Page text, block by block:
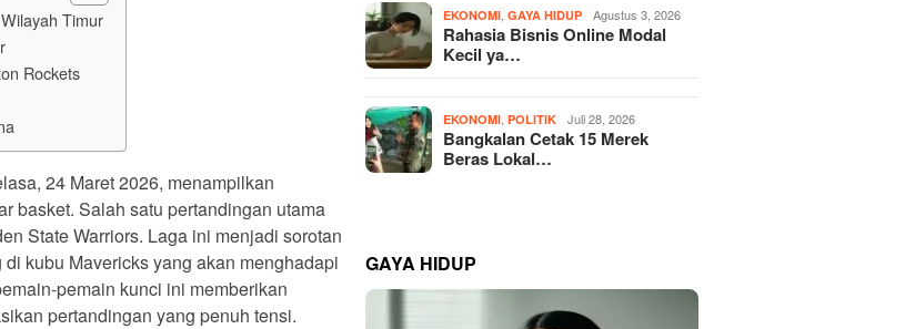
Timur
Rockets
24 Maret 2026, menampilkan
basket. Salah satu pertandingan utama
State Warriors. Laga ini menjadi sorotan
kubu Mavericks yang akan menghadapi
pemain kunci ini memberikan
pertandingan yang penuh tensi.
EKONOMI ,GAYA HIDUP Agustus 3, 2026
Rahasia Bisnis Online Modal
Kecil ya…
EKONOMI ,POLITIK Juli 28, 2026
Bangkalan Cetak 15 Merek
Beras Lokal…
GAYA HIDUP